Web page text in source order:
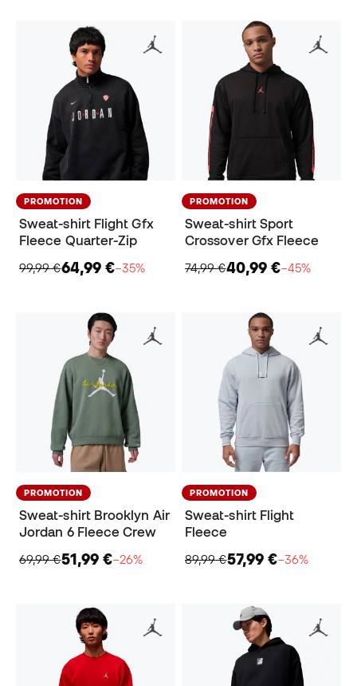
PROMOTION
Sweat-shirt Flight Gfx
Fleece Quarter-Zip
99,99 €64,99 €−35%
PROMOTION
Sweat-shirt Sport
Crossover Gfx Fleece
74,99 €40,99 €−45%
PROMOTION
Sweat-shirt Brooklyn Air
Jordan 6 Fleece Crew
69,99 €51,99 €−26%
PROMOTION
Sweat-shirt Flight
Fleece
89,99 €57,99 €−36%